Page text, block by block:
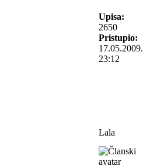
Upisa:
2650
Pristupio:
17.05.2009.
23:12
Lala